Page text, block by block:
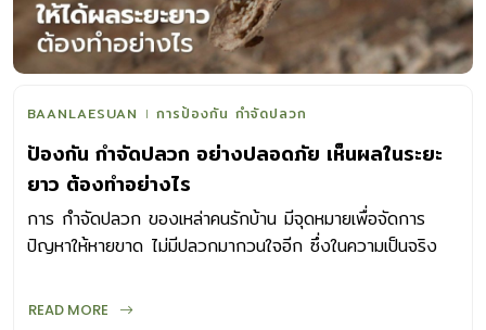
BAANLAESUAN การป้องกัน กำจัดปลวก
ป้องกัน กำจัดปลวก อย่างปลอดภัย เห็นผลในระยะ
ยาว ต้องทำอย่างไร
การ กำจัดปลวก ของเหล่าคนรักบ้าน มีจุดหมายเพื่อจัดการ
ปัญหาให้หายขาด ไม่มีปลวกมากวนใจอีก ซึ่งในความเป็นจริง
กำจัดปลวก สามารถจัดการได้เฉพาะปลวกที่อยู่ในอาณาเขตของ
READ MORE